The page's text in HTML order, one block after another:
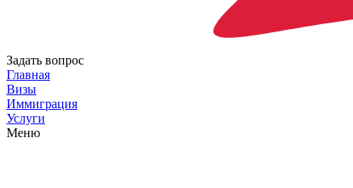
Задать вопрос
Главная
Визы
Иммиграция
Услуги
Меню